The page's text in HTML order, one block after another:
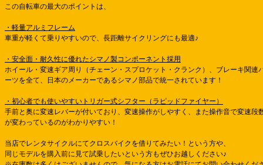
この自転車の最大のポイントは、
・軽量アルミフレーム
車重が軽くて乗りやすいので、長距離サイクリングにも最適♪
・安全面・耐久性に優れたシマノ製コンポーネント採用
ホイール・変速ギア周り（チェーン・スプロケット・クランク）、ブレーキ関連
ーツを全て、日本のメーカーであるシマノ部品で統一されています！
・初心者でも使いやすいトリガー式シフター（ラピッドファイヤー）
手前と奥に変速レバーが付いており、変速操作がしやすく、また操作音で変速段
が変わっているのがわかりやすい！
当店でレンタサイクルにてクロスバイクを借りてみたい！という方や、
同じモデルを購入前に見て試乗したいという方もぜひお越しください♪